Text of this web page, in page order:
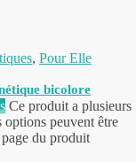
, Pour Elle
bicolore
Ce produit a plusieurs
options peuvent être
du produit